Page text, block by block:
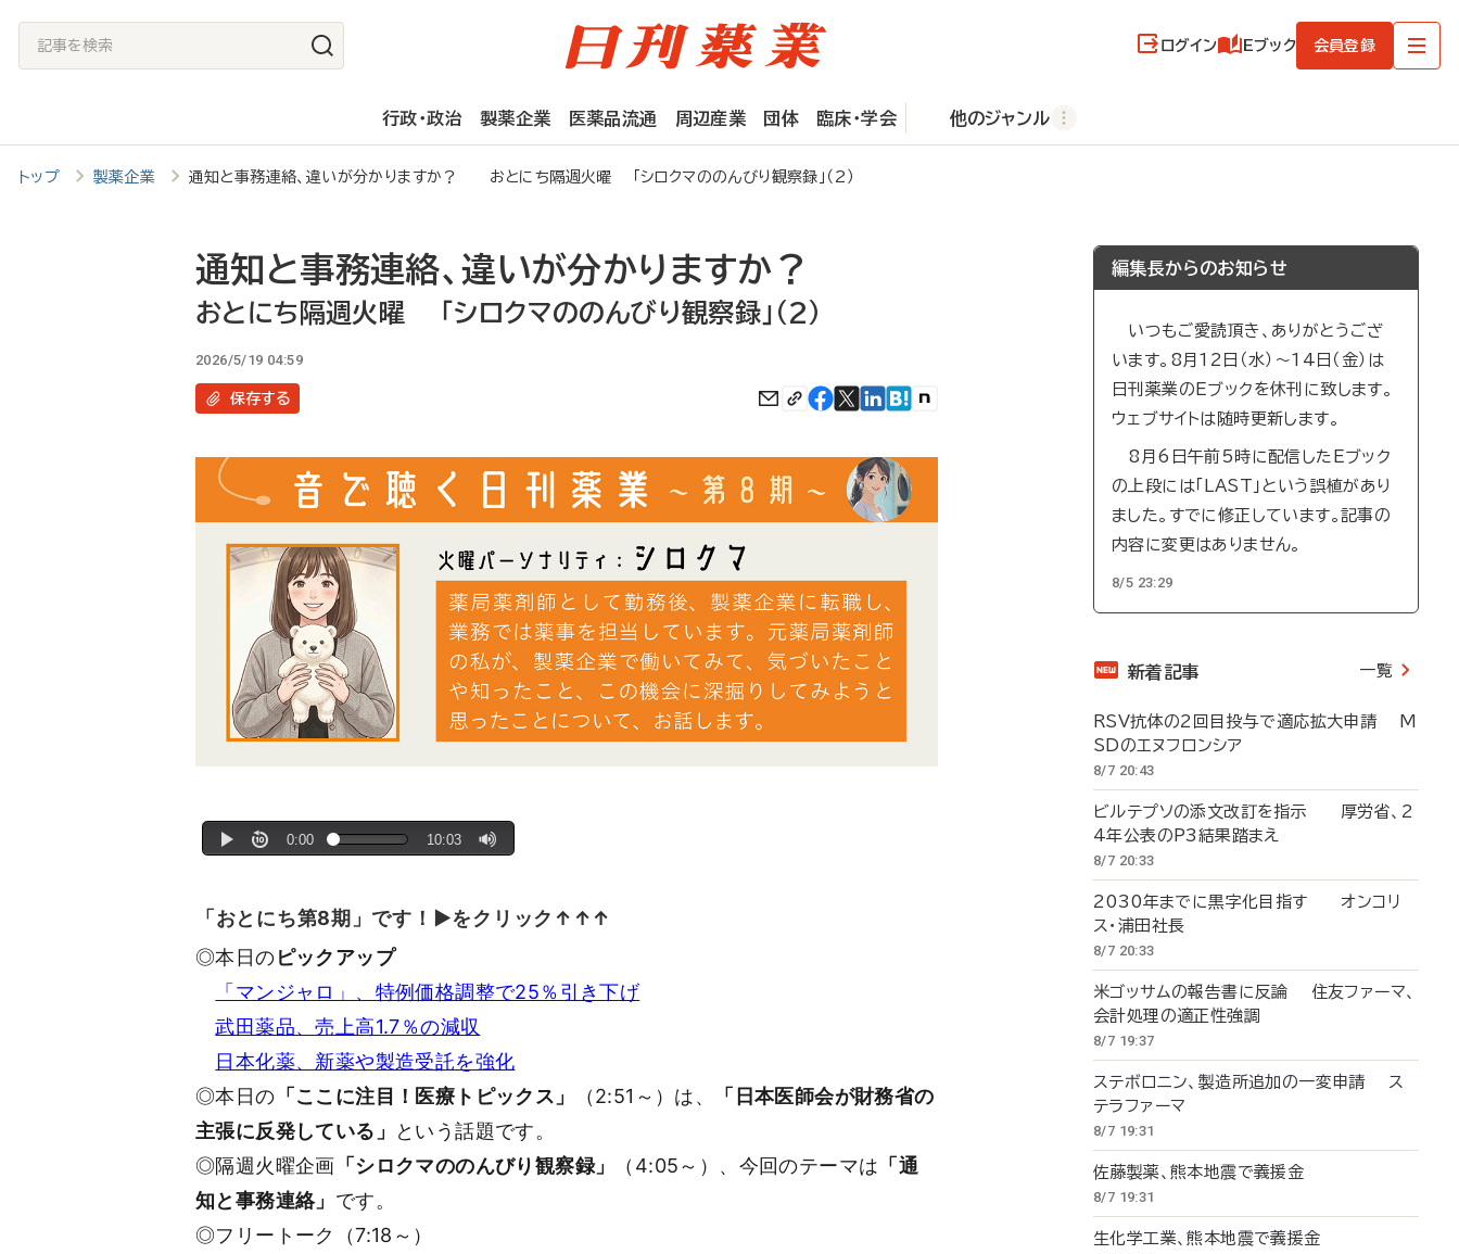
記
事
検
索
ログイン Eブック 会員登録
行政・政治 製薬企業 医薬品流通 周辺産業 団体 臨床・学会 他のジャンル
トップ 製薬企業 通知と事務連絡、違いが分かりますか？ おとにち隔週火曜 「シロクマののんびり観察録」（2）
通知と事務連絡、違いが分かりますか？
おとにち隔週火曜 「シロクマののんびり観察録」（2）
2026/5/19 04:59
保存する
「おとにち第8期」です！▶をクリック↑↑↑
◎本日のピックアップ
「マンジャロ」、特例価格調整で25％引き下げ
武田薬品、売上高1.7％の減収
日本化薬、新薬や製造受託を強化
◎本日の 「ここに注目！医療トピックス」 （2:51～）は、
「日本医師会が財務省の
主張に反発している」
という話題です。
◎隔週火曜企画 「シロクマののんびり観察録」 （4:05～）、今回のテーマは 「通
知と事務連絡」 です。
◎フリートーク（7:18～）
編集長からのお知らせ
いつもご愛読頂き、ありがとうござ
います。8月12日（水）～14日（金）は
日刊薬業のEブックを休刊に致します。
ウェブサイトは随時更新します。
8月6日午前5時に配信したEブック
の上段には「LAST」という誤植があり
ました。すでに修正しています。記事の
内容に変更はありません。
8/5 23:29
新着記事 一覧
RSV抗体の2回目投与で適応拡大申請 M
SDのエヌフロンシア
8/7 20:43
ビルテプソの添文改訂を指示 厚労省、2
4年公表のP3結果踏まえ
8/7 20:33
2030年までに黒字化目指す オンコリ
ス・浦田社長
8/7 20:33
米ゴッサムの報告書に反論 住友ファーマ、
会計処理の適正性強調
8/7 19:37
ステボロニン、製造所追加の一変申請 ス
テラファーマ
8/7 19:31
佐藤製薬、熊本地震で義援金
8/7 19:31
生化学工業、熊本地震で義援金